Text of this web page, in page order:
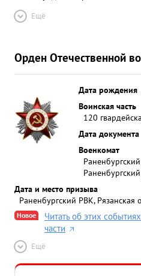
Ещё
Орден Отечественной
Дата рождения
Воинская часть
120
Дата документа
Военкомат
Дата и место призыва
Раненбургский РВК, Рязанская
Новое
Читать об этих
части
Ещё